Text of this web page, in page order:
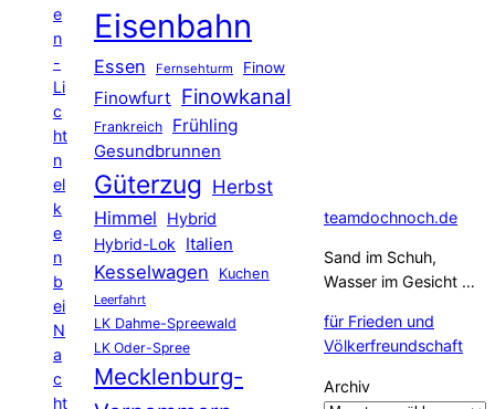
e
n
-
Li
c
ht
n
el
k
e
n
b
ei
N
a
c
ht
Eisenbahn
Essen Fernsehturm Finow
Finowfurt Finowkanal
Frankreich Frühling
Gesundbrunnen
Güterzug Herbst
Himmel
Hybrid
Hybrid-Lok Italien
Kesselwagen Kuchen
Leerfahrt
LK Dahme-Spreewald
LK Oder-Spree
Mecklenburg-
teamdochnoch.de
Sand im Schuh,
Wasser im Gesicht …
für Frieden und
Völkerfreundschaft
Archiv